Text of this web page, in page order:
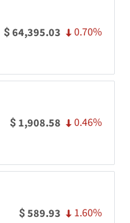
$64,395.03 0.70%
$ 1,908.58 0.46%
$589.93 1.60%